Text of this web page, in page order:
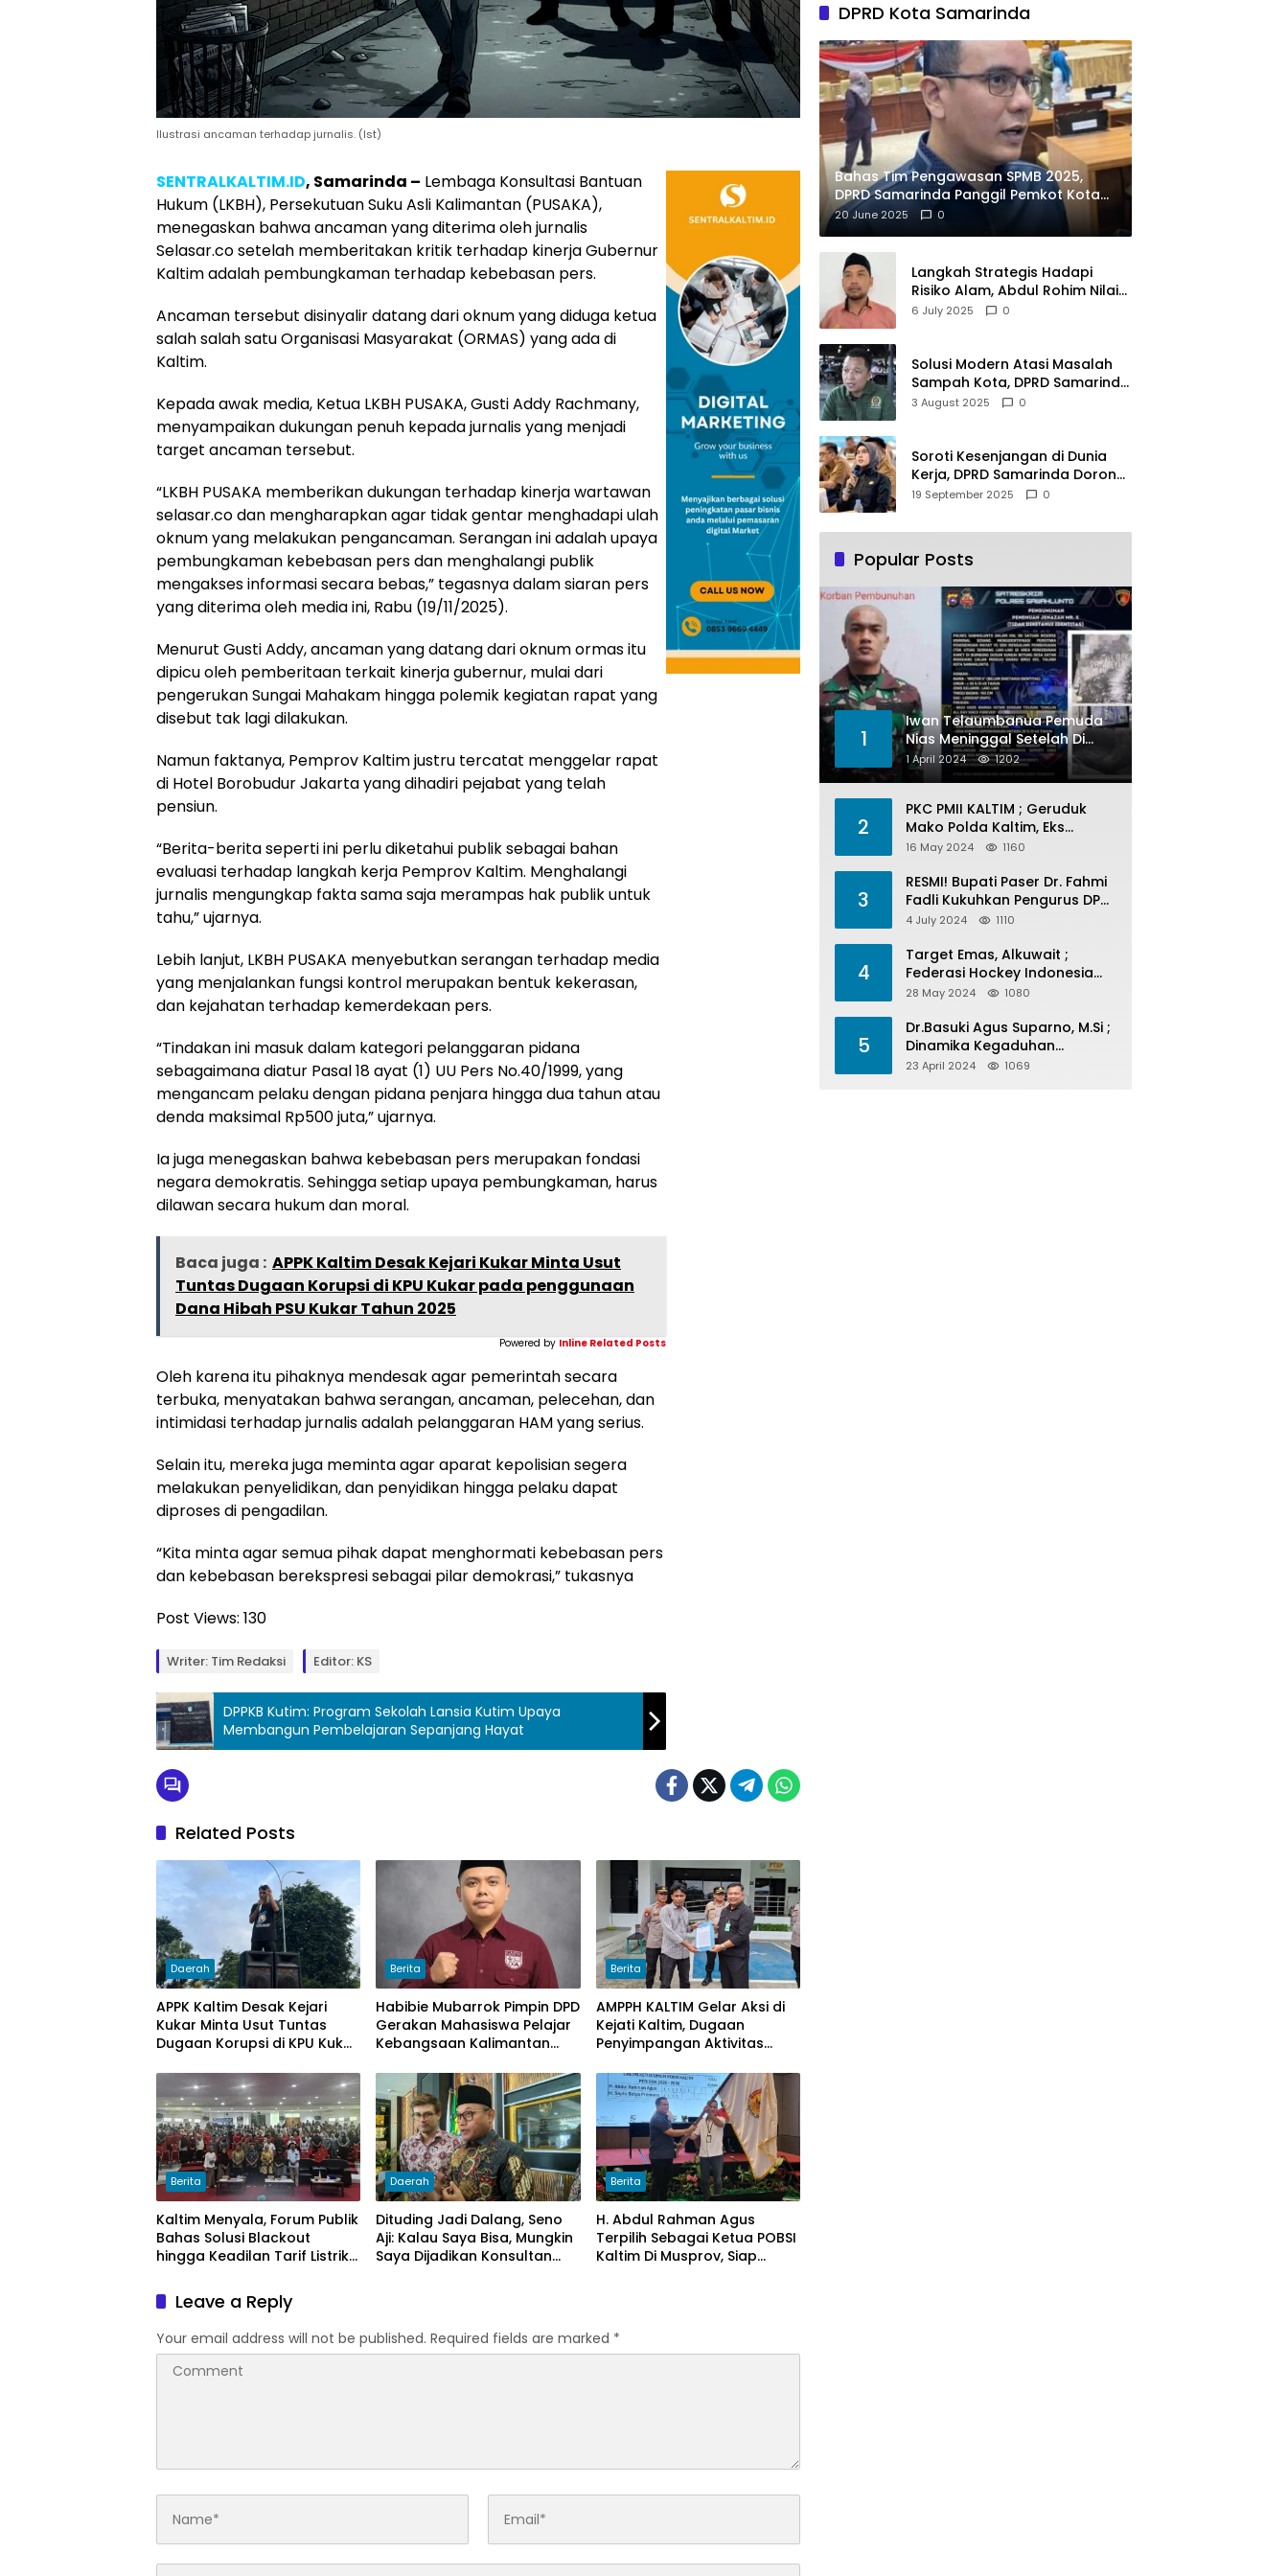
Ilustrasi ancaman terhadap jurnalis. (Ist)
SENTRALKALTIM.ID, Samarinda – Lembaga Konsultasi Bantuan
Hukum (LKBH), Persekutuan Suku Asli Kalimantan (PUSAKA),
menegaskan bahwa ancaman yang diterima oleh jurnalis
Selasar.co setelah memberitakan kritik terhadap kinerja Gubernur
Kaltim adalah pembungkaman terhadap kebebasan pers.
Ancaman tersebut disinyalir datang dari oknum yang diduga ketua
salah salah satu Organisasi Masyarakat (ORMAS) yang ada di
Kaltim.
Kepada awak media, Ketua LKBH PUSAKA, Gusti Addy Rachmany,
menyampaikan dukungan penuh kepada jurnalis yang menjadi
target ancaman tersebut.
“LKBH PUSAKA memberikan dukungan terhadap kinerja wartawan
selasar.co dan mengharapkan agar tidak gentar menghadapi ulah
oknum yang melakukan pengancaman. Serangan ini adalah upaya
pembungkaman kebebasan pers dan menghalangi publik
mengakses informasi secara bebas,” tegasnya dalam siaran pers
yang diterima oleh media ini, Rabu (19/11/2025).
Menurut Gusti Addy, ancaman yang datang dari oknum ormas itu
dipicu oleh pemberitaan terkait kinerja gubernur, mulai dari
pengerukan Sungai Mahakam hingga polemik kegiatan rapat yang
disebut tak lagi dilakukan.
Namun faktanya, Pemprov Kaltim justru tercatat menggelar rapat
di Hotel Borobudur Jakarta yang dihadiri pejabat yang telah
pensiun.
“Berita-berita seperti ini perlu diketahui publik sebagai bahan
evaluasi terhadap langkah kerja Pemprov Kaltim. Menghalangi
jurnalis mengungkap fakta sama saja merampas hak publik untuk
tahu,” ujarnya.
Lebih lanjut, LKBH PUSAKA menyebutkan serangan terhadap media
yang menjalankan fungsi kontrol merupakan bentuk kekerasan,
dan kejahatan terhadap kemerdekaan pers.
“Tindakan ini masuk dalam kategori pelanggaran pidana
sebagaimana diatur Pasal 18 ayat (1) UU Pers No.40/1999, yang
mengancam pelaku dengan pidana penjara hingga dua tahun atau
denda maksimal Rp500 juta,” ujarnya.
Ia juga menegaskan bahwa kebebasan pers merupakan fondasi
negara demokratis. Sehingga setiap upaya pembungkaman, harus
dilawan secara hukum dan moral.
Baca juga : APPK Kaltim Desak Kejari Kukar Minta Usut
Tuntas Dugaan Korupsi di KPU Kukar pada penggunaan
Dana Hibah PSU Kukar Tahun 2025
Powered by Inline Related Posts
Oleh karena itu pihaknya mendesak agar pemerintah secara
terbuka, menyatakan bahwa serangan, ancaman, pelecehan, dan
intimidasi terhadap jurnalis adalah pelanggaran HAM yang serius.
Selain itu, mereka juga meminta agar aparat kepolisian segera
melakukan penyelidikan, dan penyidikan hingga pelaku dapat
diproses di pengadilan.
“Kita minta agar semua pihak dapat menghormati kebebasan pers
dan kebebasan berekspresi sebagai pilar demokrasi,” tukasnya
Post Views: 130
Writer: Tim Redaksi Editor: KS
DPPKB Kutim: Program Sekolah Lansia Kutim Upaya
Membangun Pembelajaran Sepanjang Hayat
Related Posts
Daerah
APPK Kaltim Desak Kejari
Kukar Minta Usut Tuntas
Dugaan Korupsi di KPU Kukar
Hibah PSU Kukar Tahun 2025
Berita
Habibie Mubarrok Pimpin DPD
Gerakan Mahasiswa Pelajar
Kebangsaan Kalimantan
Berita
AMPPH KALTIM Gelar Aksi di
Kejati Kaltim, Dugaan
Penyimpangan Aktivitas
Sawit di Logpond Tubaan
Berita
Kaltim Menyala, Forum Publik
Bahas Solusi Blackout
hingga Keadilan Tarif Listrik
Daerah
Dituding Jadi Dalang, Seno
Aji: Kalau Saya Bisa, Mungkin
Saya Dijadikan Konsultan
Berita
H. Abdul Rahman Agus
Terpilih Sebagai Ketua POBSI
Kaltim Di Musprov, Siap
Leave a Reply
Your email address will not be published. Required fields are marked *
DPRD Kota Samarinda
Bahas Tim Pengawasan SPMB 2025,
DPRD Samarinda Panggil Pemkot Kota
Tepian
20 June 2025 0
Langkah Strategis Hadapi
Risiko Alam, Abdul Rohim Nilai
Samarinda Siap Jadi Pusat
6 July 2025 0
Solusi Modern Atasi Masalah
Sampah Kota, DPRD Samarinda
Dukung Penuh Proyek PLTSA
3 August 2025 0
Soroti Kesenjangan di Dunia
Kerja, DPRD Samarinda Dorong
Pemkot Gencarkan
19 September 2025 0
Popular Posts
1
Iwan Telaumbanua Pemuda
Nias Meninggal Setelah Di
Habisi Oknum TNI AL
1 April 2024 1202
2
PKC PMII KALTIM ; Geruduk
Mako Polda Kaltim, Eks
Lubang Tambang Banyak
16 May 2024 1160
3
RESMI! Bupati Paser Dr. Fahmi
Fadli Kukuhkan Pengurus DPP
LAP 2024-2029
4 July 2024 1110
4
Target Emas, Alkuwait ;
Federasi Hockey Indonesia
Kota Balikpapan Siap Menjadi
28 May 2024 1080
5
Dr.Basuki Agus Suparno, M.Si ;
Dinamika Kegaduhan
Komunikasi Politik Jelang
23 April 2024 1069